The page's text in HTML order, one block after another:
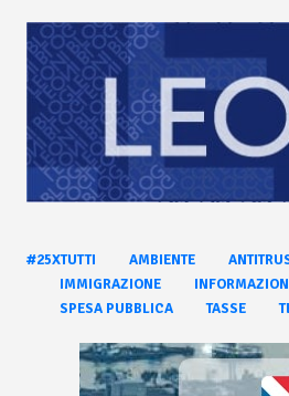
#25XTUTTI AMBIENTE
IMMIGRAZIONE
SPESA PUBBLICA
TASSE